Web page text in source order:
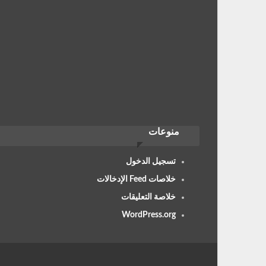
منوعات
تسجيل الدخول
خلاصات Feed الإدخالات
خلاصة التعليقات
WordPress.org